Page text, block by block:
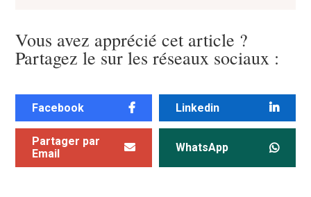
Vous avez apprécié cet article ?
Partagez le sur les réseaux sociaux :
Facebook Linkedin
Partager par
Email
WhatsApp